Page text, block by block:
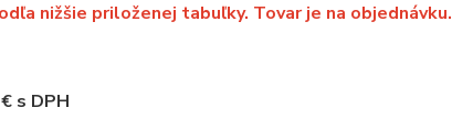
nižšie priloženej tabuľky. Tovar je na objednávku.
s DPH